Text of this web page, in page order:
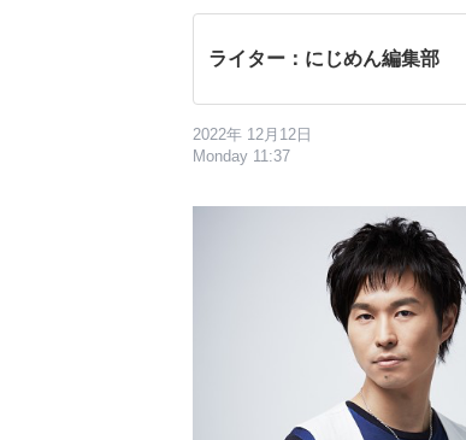
ライター：にじめん編集部
2022年 12月12日
Monday 11:37